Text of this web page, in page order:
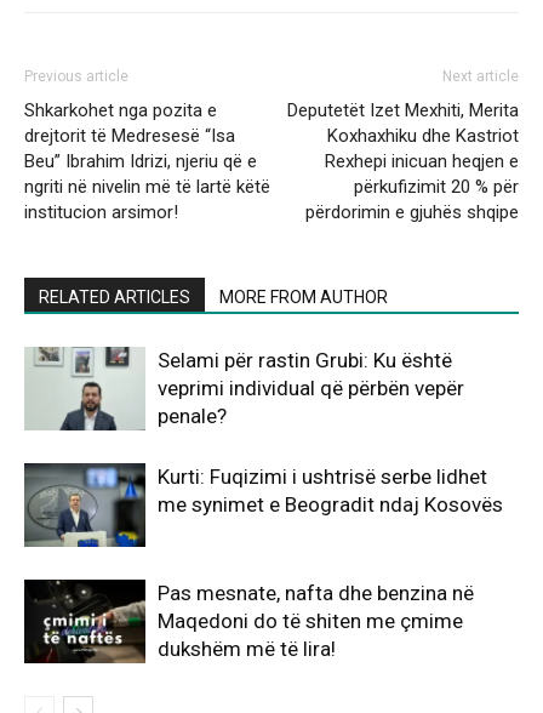
Previous article
Shkarkohet nga pozita e
drejtorit të Medresesë “Isa
Beu” Ibrahim Idrizi, njeriu që e
ngriti në nivelin më të lartë këtë
institucion arsimor!
Next article
Deputetët Izet Mexhiti, Merita
Koxhaxhiku dhe Kastriot
Rexhepi inicuan heqjen e
përkufizimit 20 % për
përdorimin e gjuhës shqipe
RELATED ARTICLES MORE FROM AUTHOR
Selami për rastin Grubi: Ku është
veprimi individual që përbën vepër
penale?
Kurti: Fuqizimi i ushtrisë serbe lidhet
me synimet e Beogradit ndaj Kosovës
Pas mesnate, nafta dhe benzina në
Maqedoni do të shiten me çmime
dukshëm më të lira!